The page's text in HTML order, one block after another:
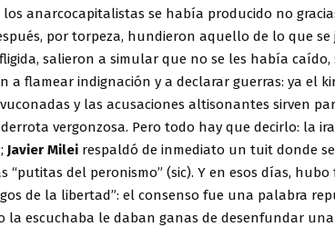
los anarcocapitalistas se había producido no
por torpeza, hundieron aquello de lo que se
salieron a simular que no se les había
a flamear indignación y a declarar guerras: ya el
y las acusaciones altisonantes sirven
vergonzosa. Pero todo hay que decirlo: la
Javier Milei respaldó de inmediato un tuit donde
“putitas del peronismo” (sic). Y en esos días,
de la libertad”: el consenso fue una palabra
la escuchaba le daban ganas de desenfundar